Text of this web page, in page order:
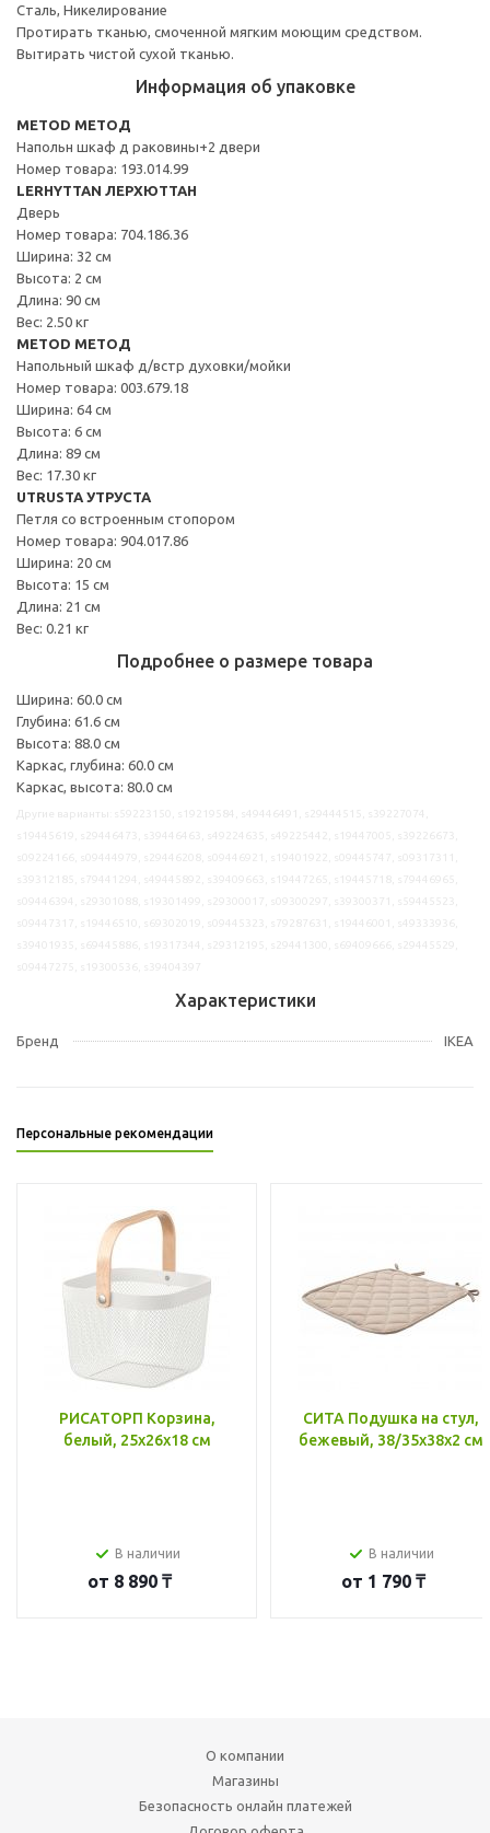
Сталь, Никелирование
Протирать тканью, смоченной мягким моющим средством.
Вытирать чистой сухой тканью.
Информация об упаковке
METOD МЕТОД
Напольн шкаф д раковины+2 двери
Номер товара: 193.014.99
LERHYTTAN ЛЕРХЮТТАН
Дверь
Номер товара: 704.186.36
Ширина: 32 см
Высота: 2 см
Длина: 90 см
Вес: 2.50 кг
METOD МЕТОД
Напольный шкаф д/встр духовки/мойки
Номер товара: 003.679.18
Ширина: 64 см
Высота: 6 см
Длина: 89 см
Вес: 17.30 кг
UTRUSTA УТРУСТА
Петля со встроенным стопором
Номер товара: 904.017.86
Ширина: 20 см
Высота: 15 см
Длина: 21 см
Вес: 0.21 кг
Подробнее о размере товара
Ширина: 60.0 см
Глубина: 61.6 см
Высота: 88.0 см
Каркас, глубина: 60.0 см
Каркас, высота: 80.0 см
Характеристики
Бренд IKEA
Персональные рекомендации
РИСАТОРП Корзина,
белый, 25x26x18 см
В наличии
от 8 890 ₸
СИТА Подушка на стул,
бежевый, 38/35x38x2 см
В наличии
от 1 790 ₸
О компании
Магазины
Безопасность онлайн платежей